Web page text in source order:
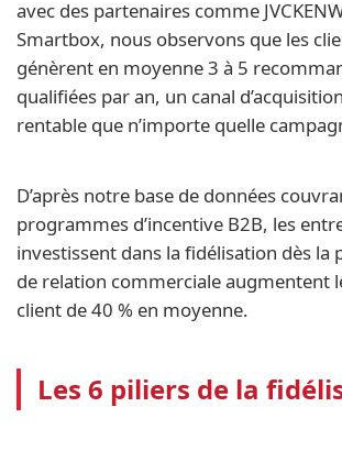
avec des partenaires comme
Smartbox, nous observons que les
génèrent en moyenne 3 à 5
qualifiées par an, un canal
rentable que n’importe quelle
D’après notre base de données
programmes d’incentive B2B, les
investissent dans la fidélisation dès la
de relation commerciale augmentent
client de 40 % en moyenne.
Les 6 piliers de la